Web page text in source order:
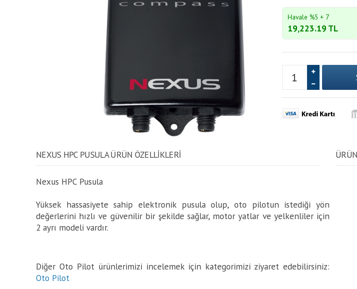
Havale %5 + 7
19,223.19 TL
NEXUS HPC PUSULA ÜRÜN ÖZELLİKLERİ
Nexus HPC Pusula
Yüksek hassasiyete sahip elektronik pusula olup, oto pilotun istediği yön
değerlerini hızlı ve güvenilir bir şekilde sağlar, motor yatlar ve yelkenliler için
2 ayrı modeli vardır.
Diğer Oto Pilot ürünlerimizi incelemek için kategorimizi ziyaret edebilirsiniz:
Oto Pilot